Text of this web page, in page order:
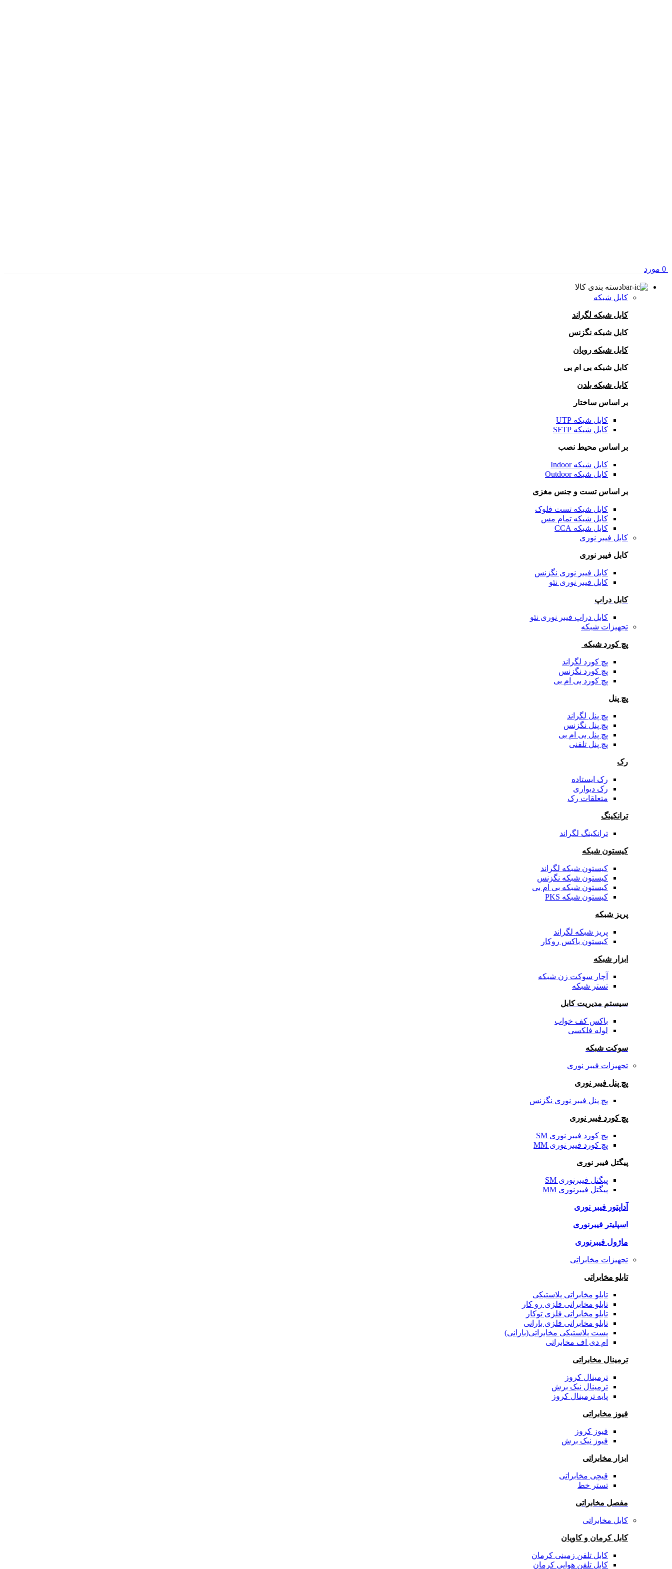
0 مورد
دسته بندی کالا
کابل شبکه
کابل شبکه لگراند
کابل شبکه نگزنس
کابل شبکه رویان
کابل شبکه بی ام بی
کابل شبکه بلدن
بر اساس ساختار
کابل شبکه UTP
کابل شبکه SFTP
بر اساس محیط نصب
کابل شبکه Indoor
کابل شبکه Outdoor
بر اساس تست و جنس مغزی
کابل شبکه تست فلوک
کابل شبکه تمام مس
کابل شبکه CCA
کابل فیبر نوری
کابل فیبر نوری
کابل فیبر نوری نگزنس
کابل فیبر نوری نئو
کابل دراپ
کابل دراپ فیبر نوری نئو
تجهیزات شبکه
پچ کورد شبکه
پچ کورد لگراند
پچ کورد نگزنس
پچ کورد بی ام بی
پچ پنل
پچ پنل لگراند
پچ پنل نگزنس
پچ پنل بی ام بی
پچ پنل تلفنی
رک
رک ایستاده
رک دیواری
متعلقات رک
ترانکینگ
ترانکینگ لگراند
کیستون شبکه
کیستون شبکه لگراند
کیستون شبکه نگزنس
کیستون شبکه بی ام بی
کیستون شبکه PKS
پریز شبکه
پریز شبکه لگراند
کیستون باکس روکار
ابزار شبکه
آچار سوکت زن شبکه
تستر شبکه
سیستم مدیریت کابل
باکس کف خواب
لوله فلکسی
سوکت شبکه
تجهیزات فیبر نوری
پچ پنل فیبر نوری
پچ پنل فیبر نوری نگزنس
پچ کورد فیبر نوری
پچ کورد فیبر نوری SM
پچ کورد فیبر نوری MM
پیگتل فیبر نوری
پیگتل فیبرنوری SM
پیگتل فیبرنوری MM
آداپتور فیبر نوری
اسپلیتر فیبرنوری
ماژول فیبرنوری
تجهیزات مخابراتی
تابلو مخابراتی
تابلو مخابراتی پلاستیکی
تابلو مخابراتی فلزی رو کار
تابلو مخابراتی فلزی توکار
تابلو مخابراتی فلزی بارانی
پست پلاستیکی مخابراتی(بارانی)
ام دی اف مخابراتی
ترمینال مخابراتی
ترمینال کروز
ترمینال نیک برش
پایه ترمینال کروز
فیوز مخابراتی
فیوز کروز
فیوز نیک برش
ابزار مخابراتی
قیچی مخابراتی
تستر خط
مفصل مخابراتی
کابل مخابراتی
کابل کرمان و کاویان
کابل تلفن زمینی کرمان
کابل تلفن هوایی کرمان